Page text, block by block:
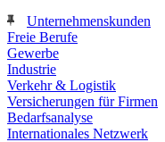
Unternehmenskunden
Freie Berufe
Gewerbe
Industrie
Verkehr & Logistik
Versicherungen für Firmen
Bedarfsanalyse
Internationales Netzwerk